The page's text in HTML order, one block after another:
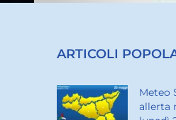
ARTICOLI
Meteo
allerta